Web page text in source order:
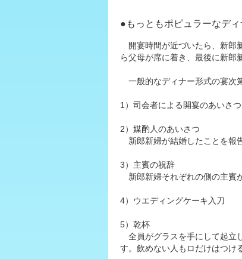
●もっともポピュラーなデ
開宴時間が近づいたら、新郎
ら父母が席に着き、最後に新郎
一般的なディナー形式の宴次
1）司会者による開宴のあいさつ
2）媒酌人のあいさつ
新郎新婦が結婚したことを報
3）主賓の祝辞
新郎新婦それぞれの側の主賓
4）ウエディングケーキ入刀
5）乾杯
全員がグラスを手にして起立
す。飲めない人もロだけはつけ